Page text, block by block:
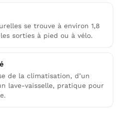
se trouve à environ 1,8
sorties à pied ou à vélo.
de la climatisation, d’un
lave-vaisselle, pratique pour